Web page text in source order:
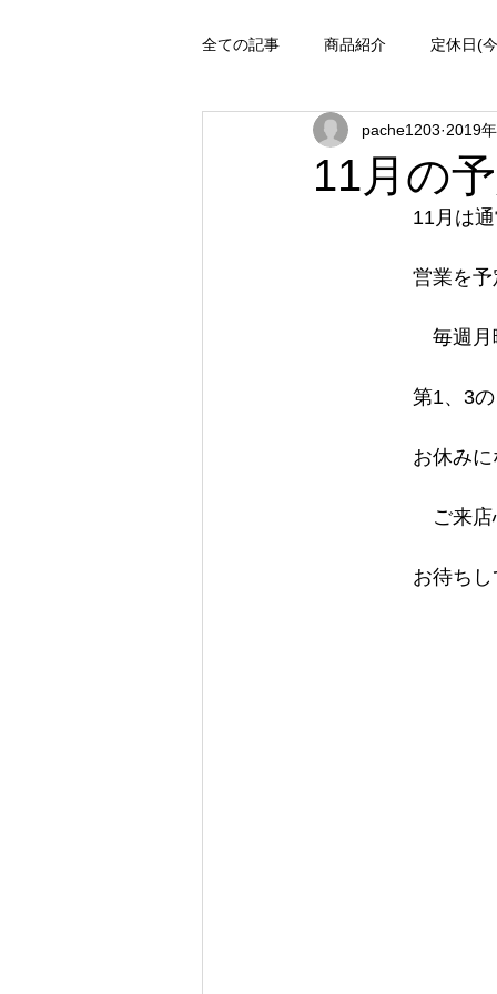
全ての記事 商品紹介 定休日(
施術メニュー 絶対
11月の
pache1203 2019
11月は通常
営業を予定
毎週月曜
第1、3の日
お休みにな
ご来店心
お待ちしてお